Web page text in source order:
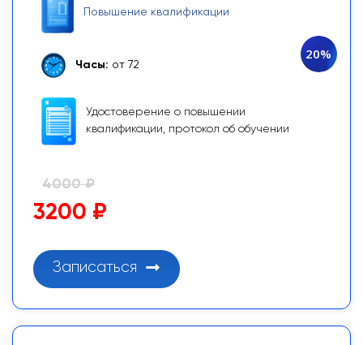
Повышение квалификации
Часы: от 72
Удостоверение о повышении
квалификации, протокол об обучении
20%
4000 ₽
3200 ₽
Записаться